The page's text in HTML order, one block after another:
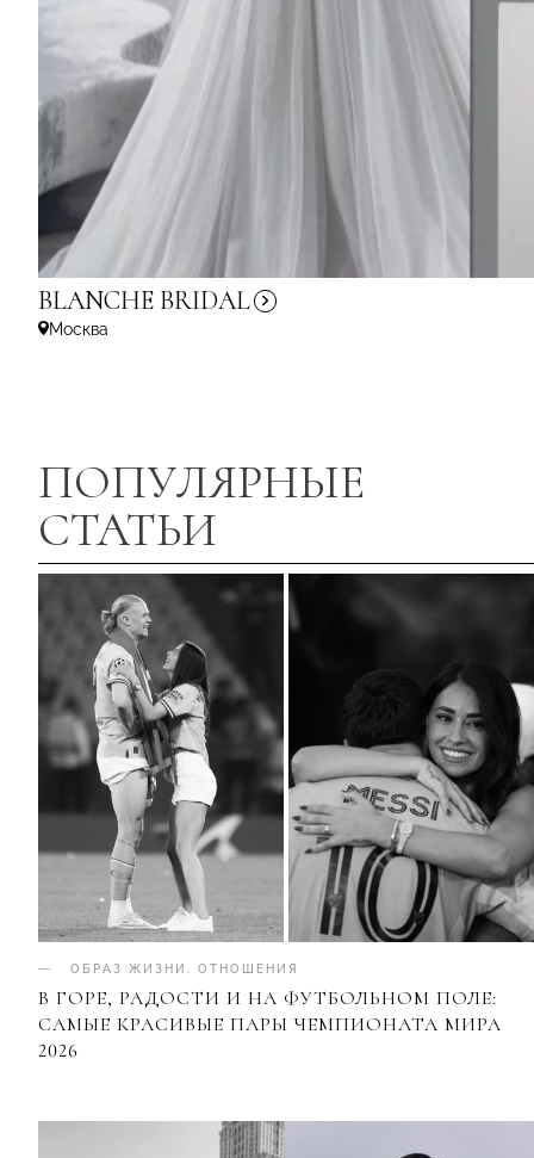
BLANCHE BRIDAL
Москва
ПОПУЛЯРНЫЕ
СТАТЬИ
ОБРАЗ ЖИЗНИ . ОТНОШЕНИЯ
В ГОРЕ, РАДОСТИ И НА ФУТБОЛЬНОМ ПОЛЕ:
САМЫЕ КРАСИВЫЕ ПАРЫ ЧЕМПИОНАТА МИРА
2026